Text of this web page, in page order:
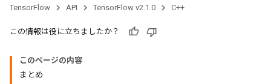
TensorFlow API TensorFlow v2.1.0 C++
この情報は役に立ちましたか？
このページの内容
まとめ